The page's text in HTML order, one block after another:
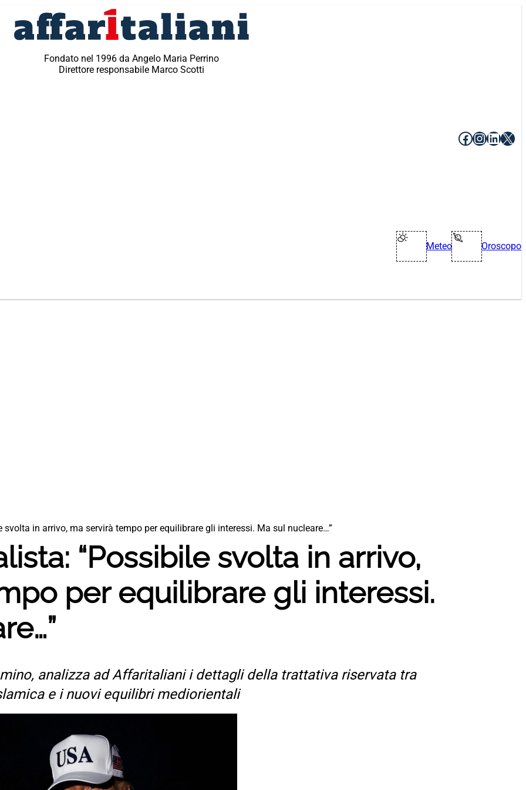
Fondato nel 1996 da Angelo Maria Perrino
Direttore responsabile Marco Scotti
Facebook
X
Meteo Oroscopo
svolta in arrivo, ma servirà tempo per equilibrare gli interessi. Ma sul nucleare…”
“Possibile svolta in arrivo,
per equilibrare gli interessi.
analizza ad Affaritaliani i dettagli della trattativa riservata tra
e i nuovi equilibri mediorientali